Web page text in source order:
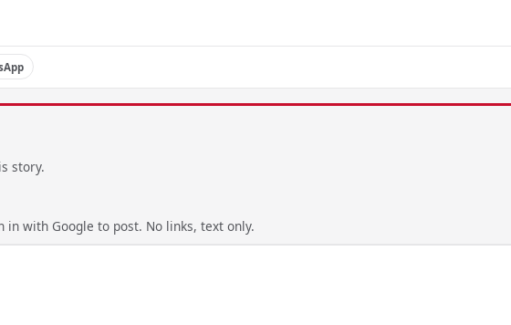
story.
with Google to post. No links, text only.